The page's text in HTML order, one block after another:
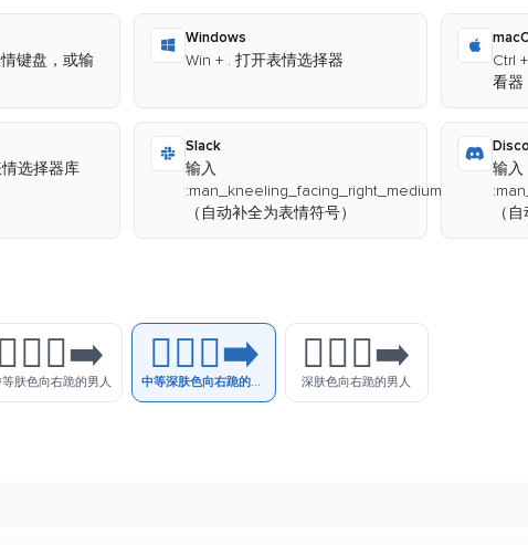
键盘，或输
Windows
Win + . 打开表情选择器
Ctrl
看器
选择器库
Slack
输入
（自动补全为表情符号）
输入
（
🧎🏽‍♂️‍➡️
肤色向右跪的男人
🧎🏾‍♂️‍➡️
中等深肤色向右跪的男人
🧎🏿‍♂️‍➡️
深肤色向右跪的男人